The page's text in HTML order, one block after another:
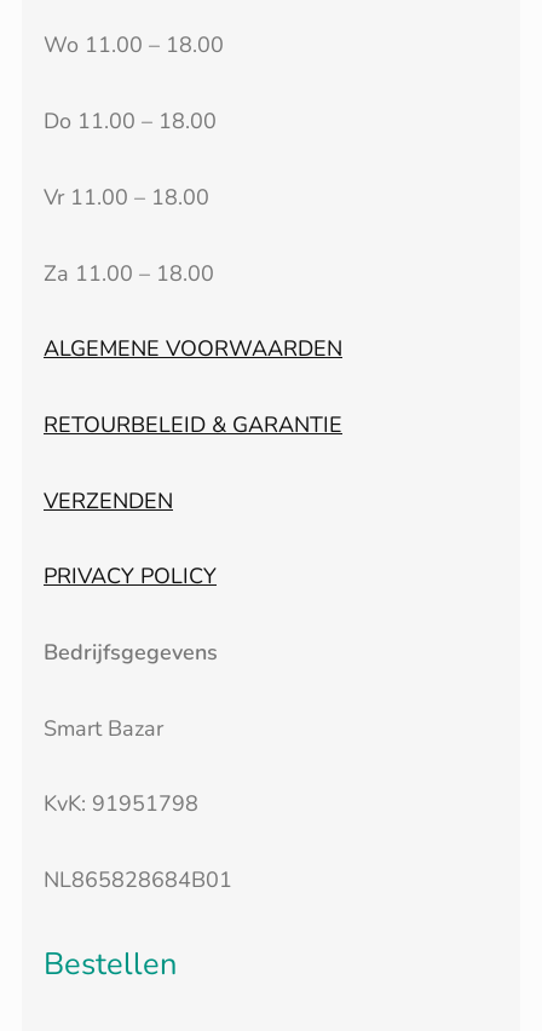
Wo 11.00 – 18.00
Do 11.00 – 18.00
Vr 11.00 – 18.00
Za 11.00 – 18.00
ALGEMENE VOORWAARDEN
RETOURBELEID & GARANTIE
VERZENDEN
PRIVACY POLICY
Bedrijfsgegevens
Smart Bazar
KvK: 91951798
NL865828684B01
Bestellen